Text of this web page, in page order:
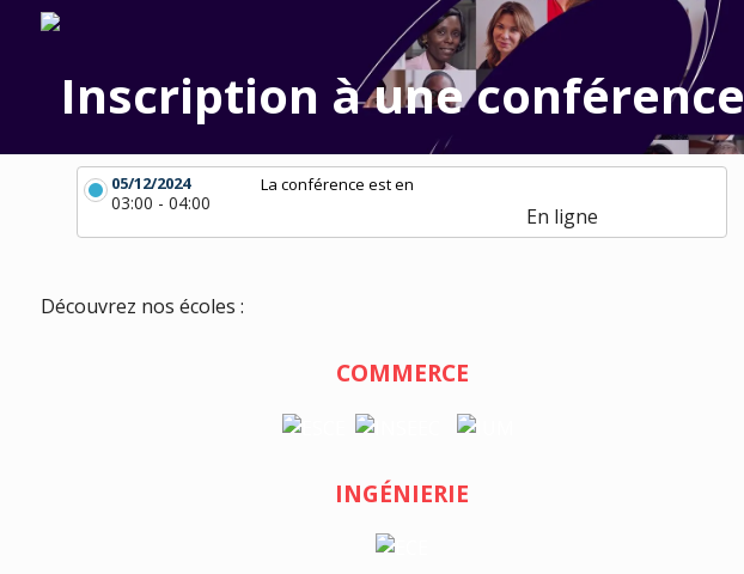
Inscription à une conférence
05/12/2024
03:00 - 04:00
La conférence est en
En ligne
Découvrez nos écoles :
COMMERCE
INGÉNIERIE